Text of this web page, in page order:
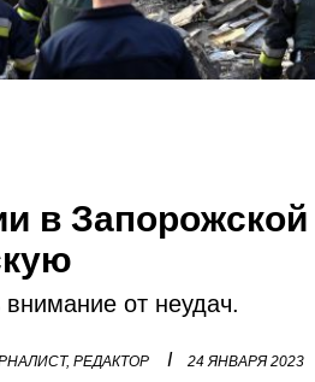
в
от неудач.
РЕДАКТОР I 24 ЯНВАРЯ 2023